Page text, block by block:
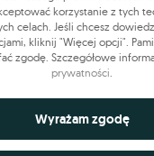
korzystanie z tych
celach. Jeśli chcesz
kliknij "Więcej opcji".
zgodę. Szczegółowe
prywatności.
strony
cookie odgrywają
Wyrażam zgodę